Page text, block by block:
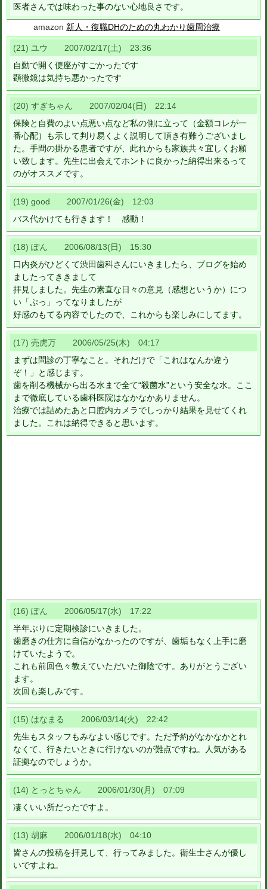
医者さんでは味わった事のない心地良さです。
amazon 新人・復職DHのための丸わかり歯周治療
(21) ユウ 2007/02/17(土) 23:36
自動で開く便座がすごかったです
顕微鏡は気持ち悪かったです
(20) すぎちゃん 2007/02/04(日) 22:14
保険と自費のよい点悪い点など私の側に立って（金額コレが一
番心配）も示して判り易くよく説明して頂き有難うございまし
た。手間の掛かる患者ですが、此れからも家族共々宜しくお願
い致します。先生に出会えてホントに良かった納得出来るって
のがオススメです。
(19) good 2007/01/26(金) 12:03
バス代かけても行きます！ 感動！
(18) ぽん 2006/08/13(日) 15:30
口内炎がひどくて渋田歯科さんにいきましたら、ブログを始め
ましたってききまして
拝見しました。先生の素直な日々の意見（感想というか）につ
い「ぷっ」ってなりましたが
好感のもてる内容でしたので、これからも楽しみにしてます。
(17) 売虎万 2006/05/25(木) 04:17
まずは問診の丁寧なこと。それだけで「これはなんか違う
ぞ！」と感じます。
歯を削る機械から出る水まで全て“殺菌水”という安全な水。ここ
まで徹底している歯科医院はなかなかありません。
治療では詰めたあと口腔内カメラでしっかり結果を見せてくれ
ました。これは納得できると思います。
(16) ぽん 2006/05/17(水) 17:22
半年ぶりに定期検診にいきました。
歯磨きの仕方に自信がなかったのですが、歯垢もなく上手に磨
けていたようで。
これも前回色々教えていただいた御陰です。ありがとうござい
ます。
次回も楽しみです。
(15) はなまる 2006/03/14(火) 22:42
先生もスタッフもみなよい感じです。ただ予約がなかなかとれ
なくて、行きたいときに行けないのが難点ですね。人気がある
証拠なのでしょうか。
(14) とっとちゃん 2006/01/30(月) 07:09
凄くいい所だったですよ。
(13) 胡麻 2006/01/18(水) 04:10
皆さんの投稿を拝見して、行ってみました。衛生士さんが優し
いですよね。